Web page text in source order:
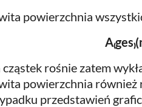
powierzchnia
cząstek rośnie zatem
powierzchnia również
przedstawień